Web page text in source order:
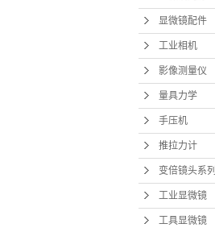
显微镜配件
工业相机
影像测量仪
量具力学
手压机
推拉力计
变倍镜头系列
工业显微镜
工具显微镜